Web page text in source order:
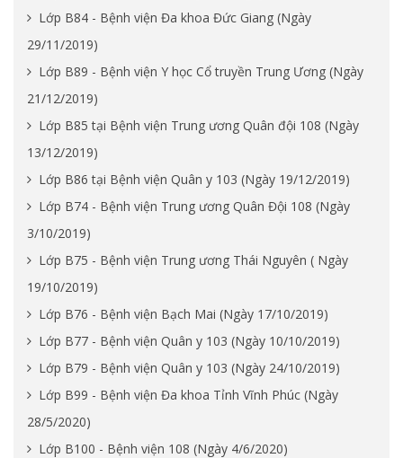
Lớp B84 - Bệnh viện Đa khoa Đức Giang (Ngày
29/11/2019)
Lớp B89 - Bệnh viện Y học Cổ truyền Trung Ương (Ngày
21/12/2019)
Lớp B85 tại Bệnh viện Trung ương Quân đội 108 (Ngày
13/12/2019)
Lớp B86 tại Bệnh viện Quân y 103 (Ngày 19/12/2019)
Lớp B74 - Bệnh viện Trung ương Quân Đội 108 (Ngày
3/10/2019)
Lớp B75 - Bệnh viện Trung ương Thái Nguyên ( Ngày
19/10/2019)
Lớp B76 - Bệnh viện Bạch Mai (Ngày 17/10/2019)
Lớp B77 - Bệnh viện Quân y 103 (Ngày 10/10/2019)
Lớp B79 - Bệnh viện Quân y 103 (Ngày 24/10/2019)
Lớp B99 - Bệnh viện Đa khoa Tỉnh Vĩnh Phúc (Ngày
28/5/2020)
Lớp B100 - Bệnh viện 108 (Ngày 4/6/2020)